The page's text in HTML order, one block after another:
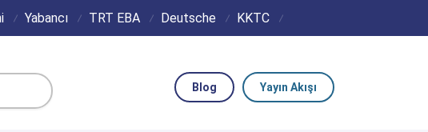
Yabancı TRT EBA Deutsche KKTC
Yayın Akışı
Blog